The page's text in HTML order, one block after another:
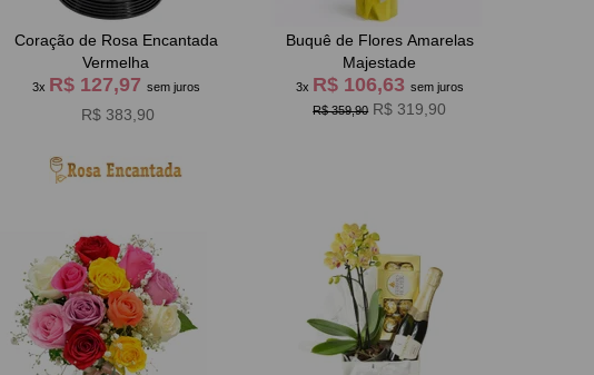
Coração de Rosa Encantada
Vermelha
3x R$ 127,97 sem juros
R$ 383,90
Buquê de Flores Amarelas
Majestade
3x R$ 106,63 sem juros
R$ 359,90 R$ 319,90